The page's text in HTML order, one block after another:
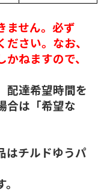
ません。必ず
さい。なお、
ねますので、
配達希望時間を
合は「希望な
はチルドゆうパ